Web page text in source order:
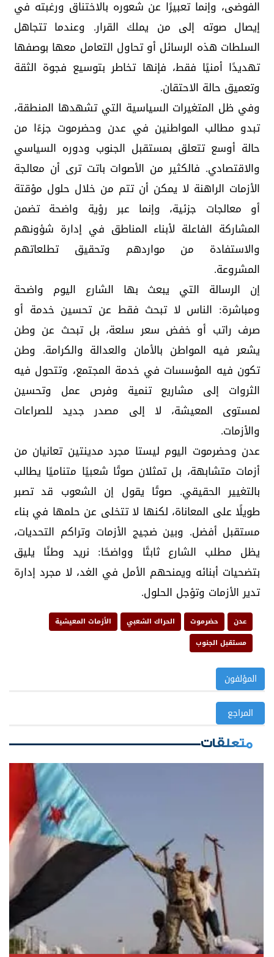
الفوضى، وإنما تعبيرًا عن شعوره بالاختناق ورغبته في
إيصال صوته إلى من يملك القرار. وعندما تتجاهل
السلطات هذه الرسائل أو تحاول التعامل معها بوصفها
تهديدًا أمنيًا فقط، فإنها تخاطر بتوسيع فجوة الثقة
وتعميق حالة الاحتقان.
وفي ظل المتغيرات السياسية التي تشهدها المنطقة،
تبدو مطالب المواطنين في عدن وحضرموت جزءًا من
حالة أوسع تتعلق بمستقبل الجنوب ودوره السياسي
والاقتصادي. فالكثير من الأصوات باتت ترى أن معالجة
الأزمات الراهنة لا يمكن أن تتم من خلال حلول مؤقتة
أو معالجات جزئية، وإنما عبر رؤية واضحة تضمن
المشاركة الفاعلة لأبناء المناطق في إدارة شؤونهم
والاستفادة من مواردهم وتحقيق تطلعاتهم
المشروعة.
إن الرسالة التي يبعث بها الشارع اليوم واضحة
ومباشرة: الناس لا تبحث فقط عن تحسين خدمة أو
صرف راتب أو خفض سعر سلعة، بل تبحث عن وطن
يشعر فيه المواطن بالأمان والعدالة والكرامة. وطن
تكون فيه المؤسسات في خدمة المجتمع، وتتحول فيه
الثروات إلى مشاريع تنمية وفرص عمل وتحسين
لمستوى المعيشة، لا إلى مصدر جديد للصراعات
والأزمات.
عدن وحضرموت اليوم ليستا مجرد مدينتين تعانيان من
أزمات متشابهة، بل تمثلان صوتًا شعبيًا متناميًا يطالب
بالتغيير الحقيقي. صوتًا يقول إن الشعوب قد تصبر
طويلًا على المعاناة، لكنها لا تتخلى عن حلمها في بناء
مستقبل أفضل. وبين ضجيج الأزمات وتراكم التحديات،
يظل مطلب الشارع ثابتًا وواضحًا: نريد وطنًا يليق
بتضحيات أبنائه ويمنحهم الأمل في الغد، لا مجرد إدارة
تدير الأزمات وتؤجل الحلول.
عدن حضرموت الحراك الشعبي
الأزمات المعيشية
مستقبل الجنوب
المؤلفون
المراجع
متعلقات